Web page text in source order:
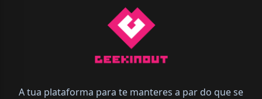
A tua plataforma para te manteres a par do que se